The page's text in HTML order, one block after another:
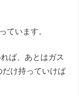
ています。
ば、あとはガス
だけ持っていけば